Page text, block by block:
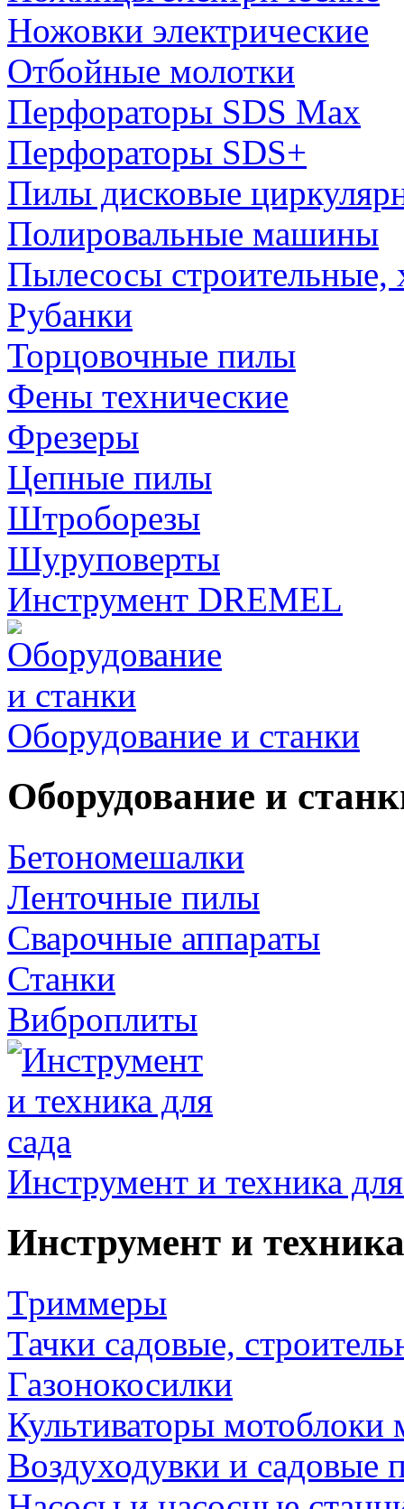
Ножовки электрические
Отбойные молотки
Перфораторы SDS Max
Перфораторы SDS+
Пилы дисковые
Полировальные машины
Пылесосы строительные,
Рубанки
Торцовочные пилы
Фены технические
Фрезеры
Цепные пилы
Штроборезы
Шуруповерты
Инструмент DREMEL
Оборудование и станки
Оборудование и
Бетономешалки
Ленточные пилы
Сварочные аппараты
Станки
Виброплиты
Инструмент и техника
Инструмент и
Триммеры
Тачки садовые,
Газонокосилки
Культиваторы мотоблоки
Воздуходувки и садовые